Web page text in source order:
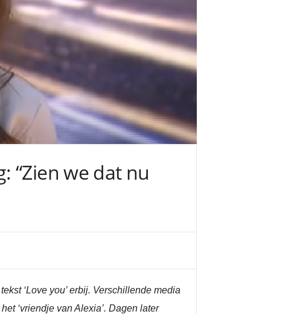
“Zien we dat nu
‘Love you’ erbij. Verschillende media
‘vriendje van Alexia’. Dagen later